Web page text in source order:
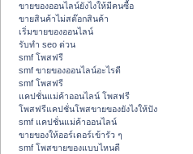
ขายของออนไลน์ยังไงให้มีคนซื้อ
ขายสินค้าไม่สต๊อกสินค้า
เริ่มขายของออนไลน์
รับทำ seo ด่วน
smf โพสฟรี
smf ขายของออนไลน์อะไรดี
smf โพสฟรี
แคปชั่นแม่ค้าออนไลน์ โพสฟรี
โพสฟรีแคปชั่นโพสขายของยังไงให้ปัง
smf แคปชั่นแม่ค้าออนไลน์
ขายของให้ออร์เดอร์เข้ารัว ๆ
smf โพสขายของแบบไหนดี